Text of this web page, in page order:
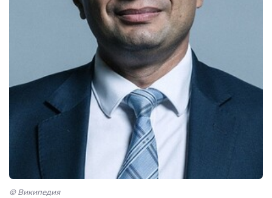
© Википедия